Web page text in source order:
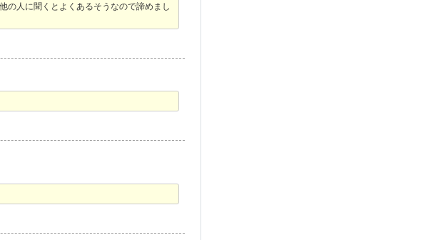
の人に聞くとよくあるそうなので諦めまし